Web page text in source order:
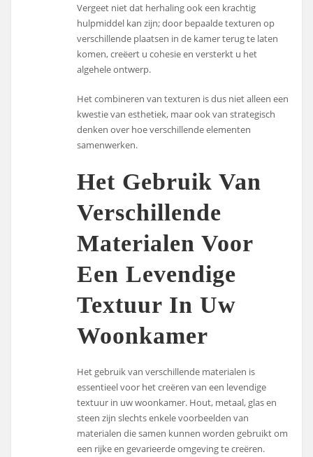
Vergeet niet dat herhaling ook een krachtig
hulpmiddel kan zijn; door bepaalde texturen op
verschillende plaatsen in de kamer terug te laten
komen, creëert u cohesie en versterkt u het
algehele ontwerp.
Het combineren van texturen is dus niet alleen een
kwestie van esthetiek, maar ook van strategisch
denken over hoe verschillende elementen
samenwerken.
Het Gebruik Van
Verschillende
Materialen Voor
Een Levendige
Textuur In Uw
Woonkamer
Het gebruik van verschillende materialen is
essentieel voor het creëren van een levendige
textuur in uw woonkamer. Hout, metaal, glas en
steen zijn slechts enkele voorbeelden van
materialen die samen kunnen worden gebruikt om
een rijke en gevarieerde omgeving te creëren.